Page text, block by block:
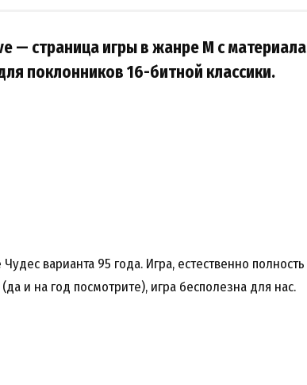
— страница игры в жанре M с
поклонников 16-битной классики.
варианта 95 года. Игра, естественно
и на год посмотрите), игра бесполезна для нас.